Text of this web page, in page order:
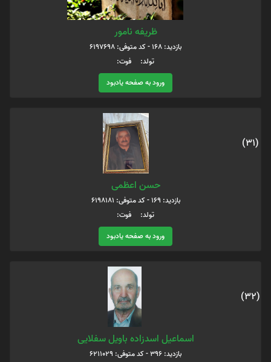
ظریفه نامور
بازدید: 168 - کد متوفی: 6197698
تولد: فوت:
ورود به صفحه یادبود
(31)
حسن اعظمی
بازدید: 169 - کد متوفی: 6198181
تولد: فوت:
ورود به صفحه یادبود
(32)
اسماعیل اسدزاده باویل سفلایی
بازدید: 396 - کد متوفی: 6211029